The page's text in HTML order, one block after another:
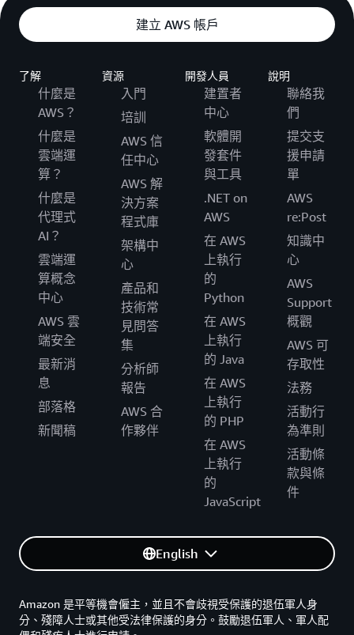
建立 AWS 帳戶
了解
什麼是
AWS？
什麼是
雲端運
算？
什麼是
代理式
AI？
雲端運
算概念
中心
AWS 雲
端安全
最新消
息
部落格
新聞稿
資源
入門
培訓
AWS 信
任中心
AWS 解
決方案
程式庫
架構中
心
產品和
技術常
見問答
集
分析師
報告
AWS 合
作夥伴
開發人員
建置者
中心
軟體開
發套件
與工具
.NET on
AWS
在 AWS
上執行
的
Python
在 AWS
上執行
的 Java
在 AWS
上執行
的 PHP
在 AWS
上執行
的
JavaScript
說明
聯絡我
們
提交支
援申請
單
AWS
re:Post
知識中
心
AWS
Support
概觀
AWS 可
存取性
法務
活動行
為準則
活動條
款與條
件
English
Amazon 是平等機會僱主，並且不會歧視受保護的退伍軍人身
分、殘障人士或其他受法律保護的身分。鼓勵退伍軍人、軍人配